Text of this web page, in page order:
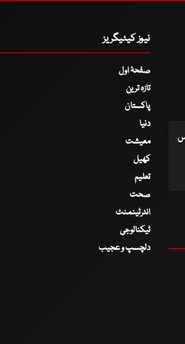
نیوز کیٹیگریز
صفحۂ اول
تازہ ترین
پاکستان
دنیا
معیشت
کھیل
تعلیم
صحت
انٹرٹینمنٹ
ٹیکنالوجی
دلچسپ و عجیب